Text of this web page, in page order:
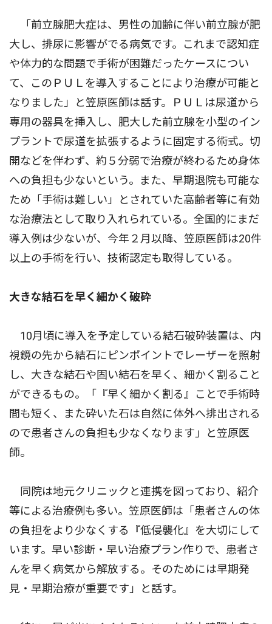
「前立腺肥大症は、男性の加齢に伴い前立腺が肥
大し、排尿に影響がでる病気です。これまで認知症
や体力的な問題で手術が困難だったケースについ
て、このＰＵＬを導入することにより治療が可能と
なりました」と笠原医師は話す。ＰＵＬは尿道から
専用の器具を挿入し、肥大した前立腺を小型のイン
プラントで尿道を拡張するように固定する術式。切
開などを伴わず、約５分弱で治療が終わるため身体
への負担も少ないという。また、早期退院も可能な
ため「手術は難しい」とされていた高齢者等に有効
な治療法として取り入れられている。全国的にまだ
導入例は少ないが、今年２月以降、笠原医師は20件
以上の手術を行い、技術認定も取得している。
大きな結石を早く細かく破砕
10月頃に導入を予定している結石破砕装置は、内
視鏡の先から結石にピンポイントでレーザーを照射
し、大きな結石や固い結石を早く、細かく割ること
ができるもの。「『早く細かく割る』ことで手術時
間も短く、また砕いた石は自然に体外へ排出される
ので患者さんの負担も少なくなります」と笠原医
師。
同院は地元クリニックと連携を図っており、紹介
等による治療例も多い。笠原医師は「患者さんの体
の負担をより少なくする『低侵襲化』を大切にして
います。早い診断・早い治療プラン作りで、患者さ
んを早く病気から解放する。そのためには早期発
見・早期治療が重要です」と話す。